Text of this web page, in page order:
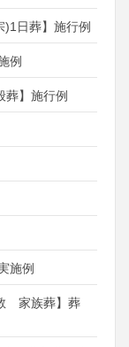
日葬】施行例
例
】施行例
施例
家族葬】葬